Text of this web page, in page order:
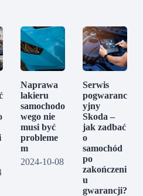
Naprawa
lakieru
samochodo
wego nie
musi być
probleme
m
2024-10-08
Serwis
pogwaranc
yjny
Skoda –
jak zadbać
o
samochód
po
zakończeni
u
gwarancji?